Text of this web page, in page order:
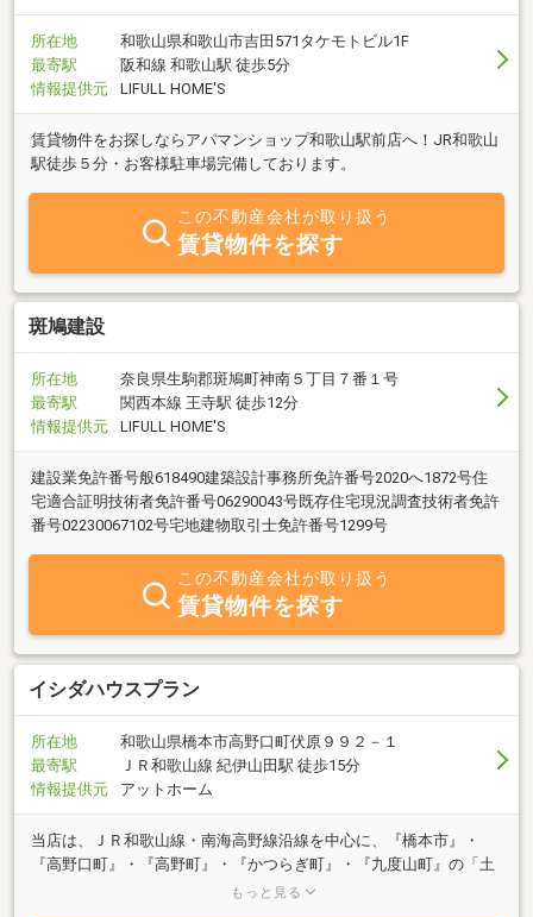
所在地
和歌山県和歌山市吉田571タケモトビル1F
最寄駅
阪和線 和歌山駅 徒歩5分
情報提供元
LIFULL HOME'S
賃貸物件をお探しならアパマンショップ和歌山駅前店へ！JR和歌山
駅徒歩５分・お客様駐車場完備しております。
この不動産会社が取り扱う
賃貸物件を探す
斑鳩建設
所在地
奈良県生駒郡斑鳩町神南５丁目７番１号
最寄駅
関西本線 王寺駅 徒歩12分
情報提供元
LIFULL HOME'S
建設業免許番号般618490建築設計事務所免許番号2020へ1872号住
宅適合証明技術者免許番号06290043号既存住宅現況調査技術者免許
番号02230067102号宅地建物取引士免許番号1299号
この不動産会社が取り扱う
賃貸物件を探す
イシダハウスプラン
所在地
和歌山県橋本市高野口町伏原９９２－１
最寄駅
ＪＲ和歌山線 紀伊山田駅 徒歩15分
情報提供元
アットホーム
当店は、ＪＲ和歌山線・南海高野線沿線を中心に、『橋本市』・
『高野口町』・『高野町』・『かつらぎ町』・『九度山町』の「土
地・戸建て・マンションの売買物件」や「アパート・マンション・
もっと見る